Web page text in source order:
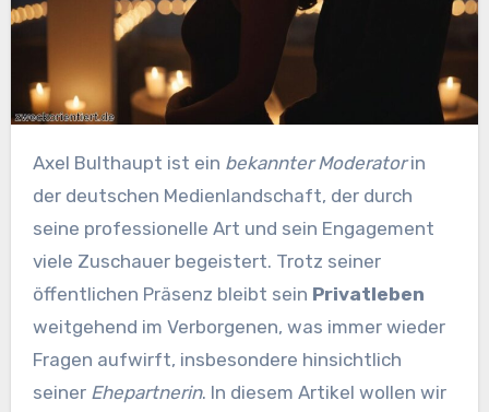
Axel Bulthaupt ist ein bekannter Moderatorin
der deutschen Medienlandschaft, der durch
seine professionelle Art und sein Engagement
viele Zuschauer begeistert. Trotz seiner
öffentlichen Präsenz bleibt sein Privatleben
weitgehend im Verborgenen, was immer wieder
Fragen aufwirft, insbesondere hinsichtlich
seiner Ehepartnerin. In diesem Artikel wollen wir